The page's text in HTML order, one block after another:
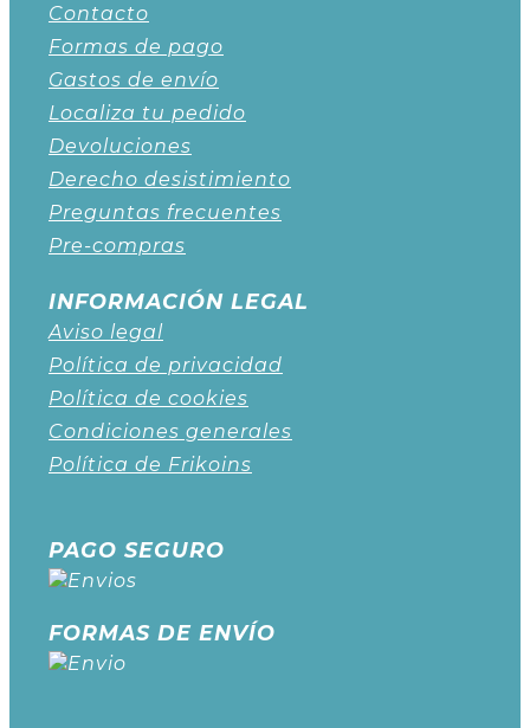
Contacto
Formas de pago
Gastos de envío
Localiza tu pedido
Devoluciones
Derecho desistimiento
Preguntas frecuentes
Pre-compras
INFORMACIÓN LEGAL
Aviso legal
Política de privacidad
Política de cookies
Condiciones generales
Política de Frikoins
PAGO SEGURO
FORMAS DE ENVÍO